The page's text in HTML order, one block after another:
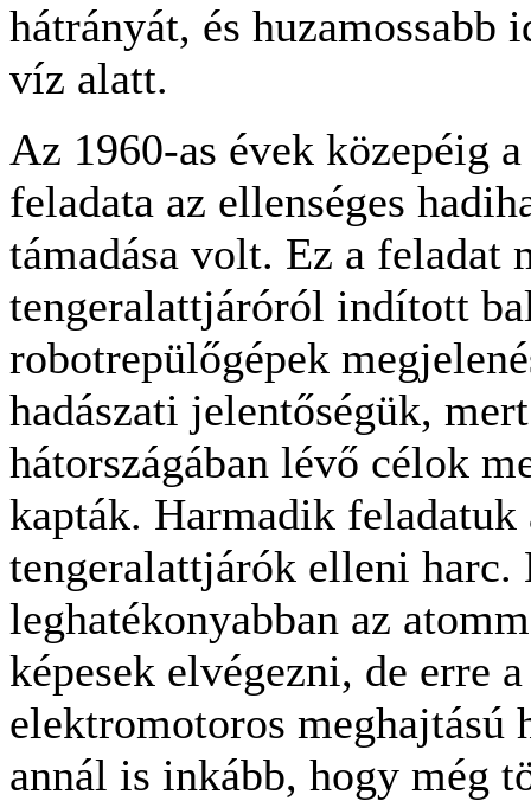
hátrányát, és huzamossabb
víz alatt.
Az 1960-as évek közepéig
feladata az ellenséges
támadása volt. Ez a feladat
tengeralattjáróról indított
robotrepülőgépek
hadászati jelentőségük,
hátországában lévő célok
kapták. Harmadik feladatuk
tengeralattjárók elleni harc.
leghatékonyabban az
képesek elvégezni, de erre
elektromotoros
annál is inkább, hogy még